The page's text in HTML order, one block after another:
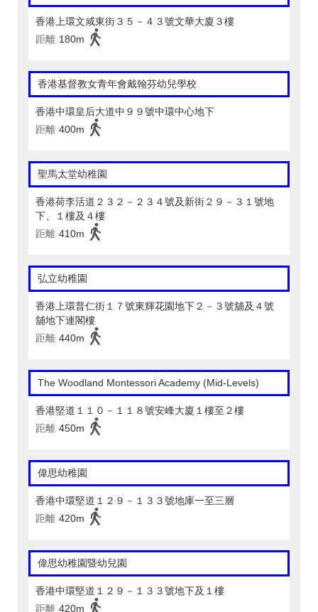
香港上環文咸東街３５－４３號文華大廈３樓
距離 180m
香港基督教女青年會戴翰芬幼兒學校
香港中環皇后大道中９９號中環中心地下
距離 400m
聖馬太堂幼稚園
香港荷李活道２３２－２３４號及新街２９－３１號地
下、１樓及４樓
距離 410m
弘立幼稚園
香港上環普仁街１７號東輝花園地下２－３號舖及４號
舖地下連閣樓
距離 440m
The Woodland Montessori Academy (Mid-Levels)
香港堅道１１０－１１８號安峰大廈１樓至２樓
距離 450m
偉思幼稚園
香港中環堅道１２９－１３３號地庫一至三層
距離 420m
偉思幼稚園暨幼兒園
香港中環堅道１２９－１３３號地下及１樓
距離 420m